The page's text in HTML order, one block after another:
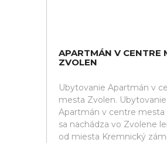
APARTMÁN V CENTRE
ZVOLEN
Ubytovanie Apartmán v
mesta Zvolen. Ubytovanie
Apartmán v centre mesta
sa nachádza vo Zvolene
od miesta Kremnický